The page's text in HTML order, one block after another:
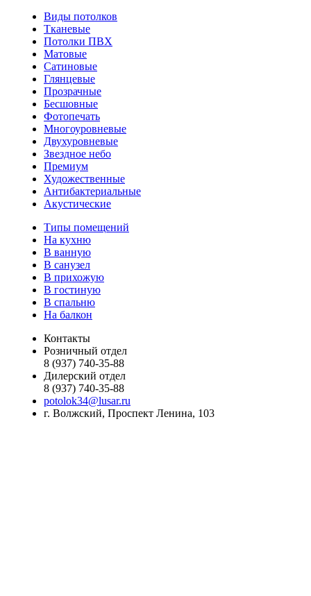
Виды потолков
Тканевые
Потолки ПВХ
Матовые
Сатиновые
Глянцевые
Прозрачные
Бесшовные
Фотопечать
Многоуровневые
Двухуровневые
Звездное небо
Премиум
Художественные
Антибактериальные
Акустические
Типы помещений
На кухню
В ванную
В санузел
В прихожую
В гостиную
В спальню
На балкон
Контакты
Розничный отдел
8 (937) 740-35-88
Дилерский отдел
8 (937) 740-35-88
potolok34@lusar.ru
г. Волжский, Проспект Ленина, 103